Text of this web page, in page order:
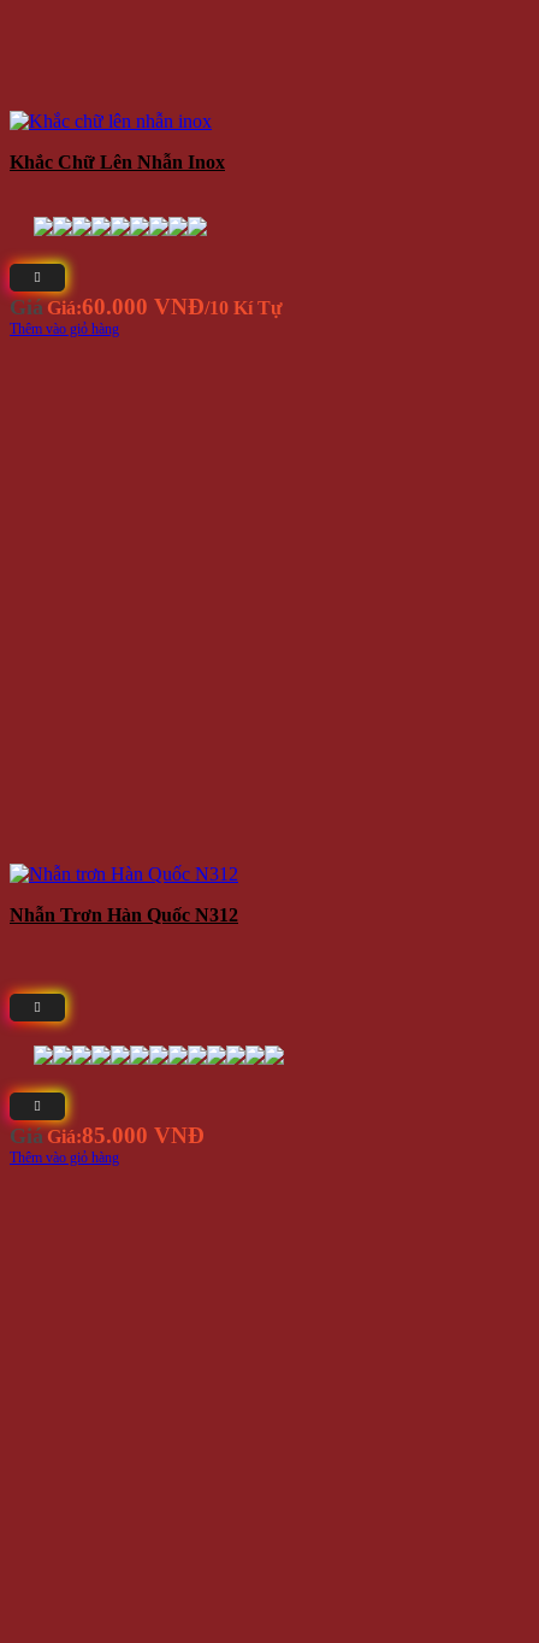
Khắc Chữ Lên Nhẫn Inox
Giá Giá:60.000 VNĐ/10 Kí Tự
Thêm vào giỏ hàng
Nhẫn Trơn Hàn Quốc N312
Giá Giá:85.000 VNĐ
Thêm vào giỏ hàng